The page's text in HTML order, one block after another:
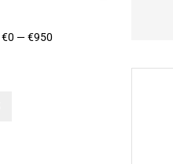
€0 —€950